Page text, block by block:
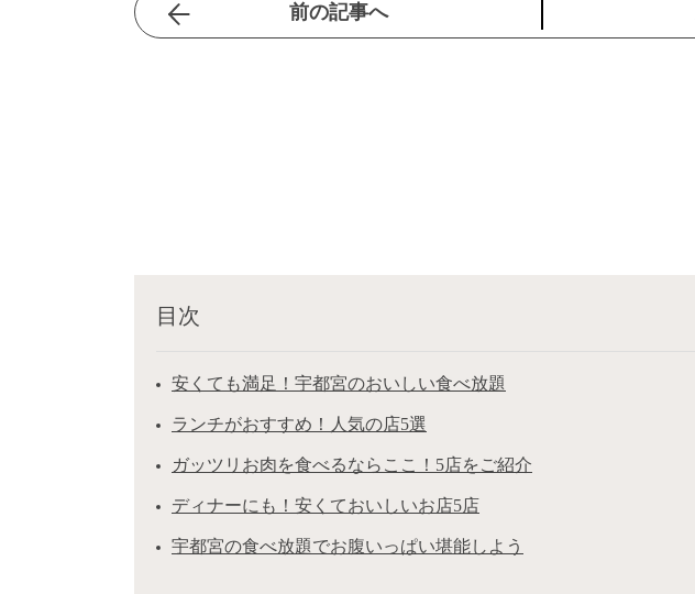
前の記事へ
目次
安くても満足！宇都宮のおいしい食べ放題
ランチがおすすめ！人気の店5選
ガッツリお肉を食べるならここ！5店をご紹介
ディナーにも！安くておいしいお店5店
宇都宮の食べ放題でお腹いっぱい堪能しよう